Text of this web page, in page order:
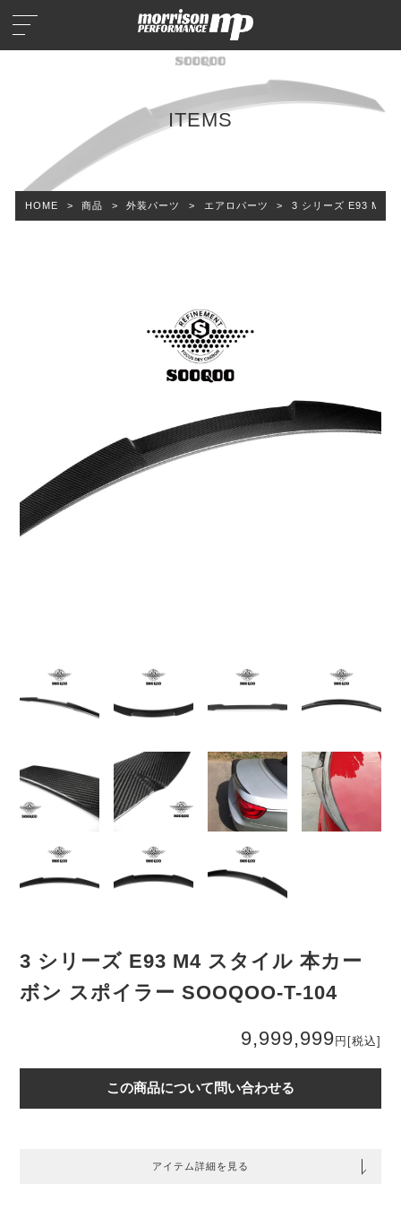
ITEMS
HOME > 商品 > 外装パーツ > エアロパーツ > 3 シリーズ E93 M4
3 シリーズ E93 M4 スタイル 本カー
ボン スポイラー SOOQOO-T-104
9,999,999円 [税込]
この商品について問い合わせる
アイテム詳細を見る